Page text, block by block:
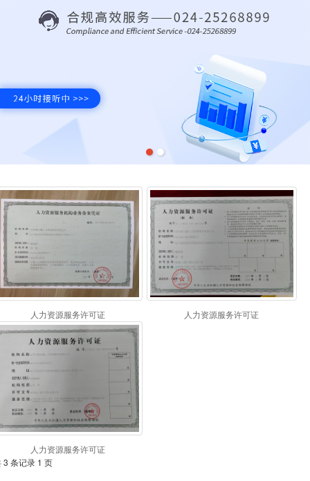
人力资源服务许可证 人力资源服务许可证
人力资源服务许可证
3 条记录 1 页